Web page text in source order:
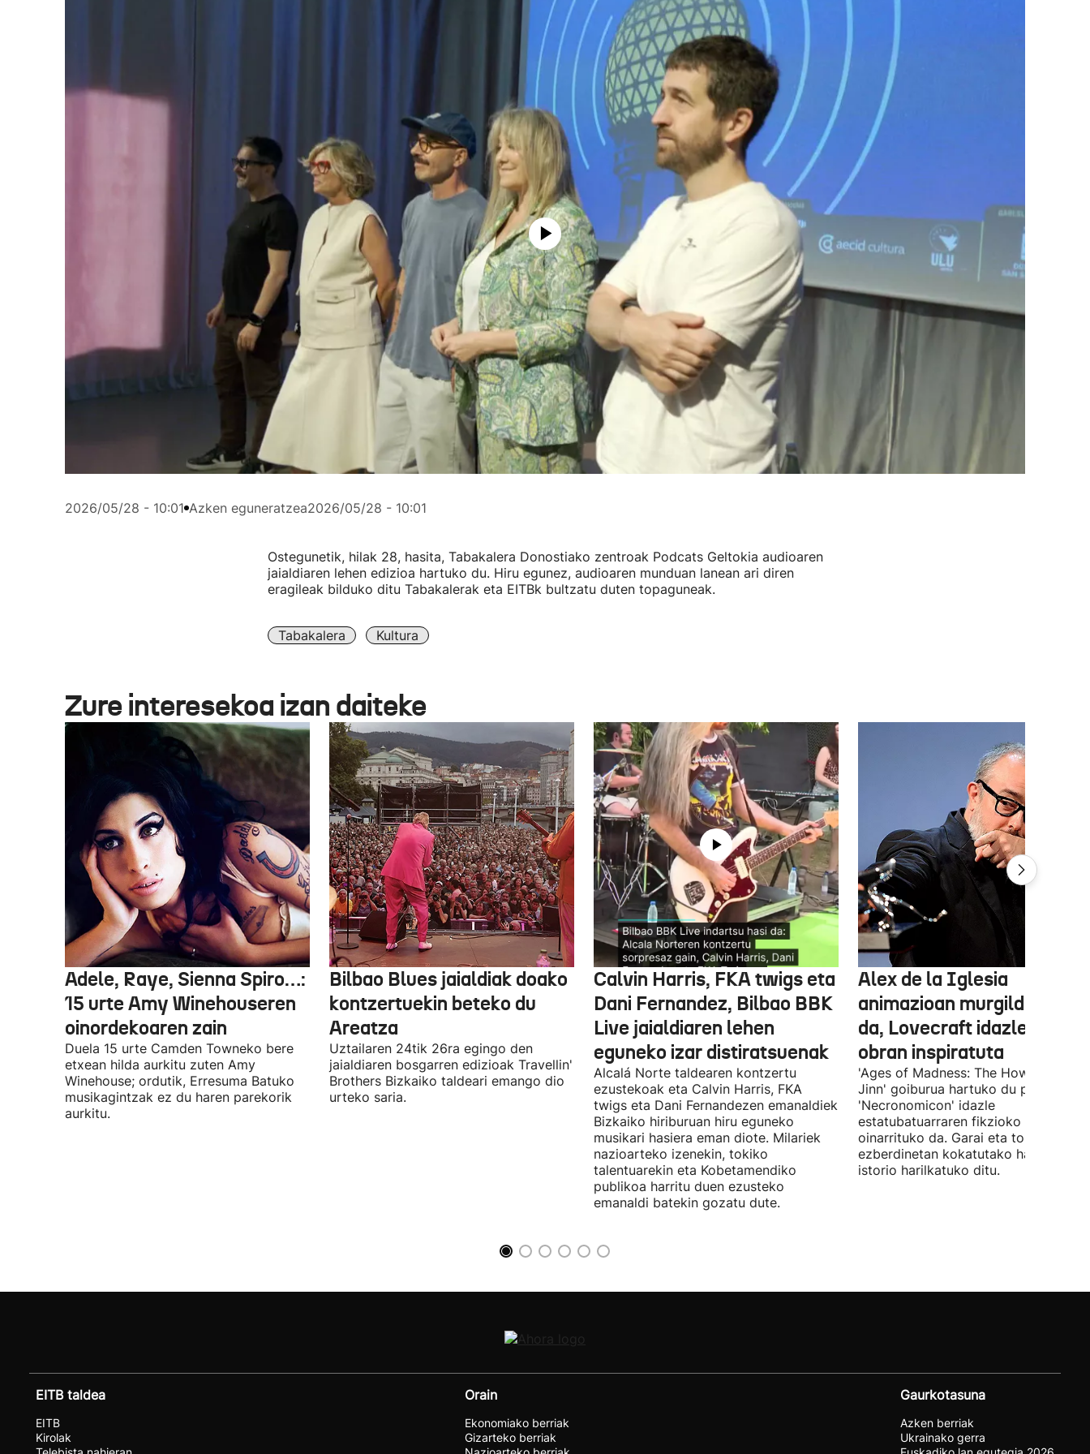
2026/05/28 - 10:01 Azken eguneratzea2026/05/28 - 10:01
Ostegunetik, hilak 28, hasita, Tabakalera Donostiako zentroak Podcats Geltokia audioaren
jaialdiaren lehen edizioa hartuko du. Hiru egunez, audioaren munduan lanean ari diren
eragileak bilduko ditu Tabakalerak eta EITBk bultzatu duten topaguneak.
Tabakalera Kultura
Zure interesekoa izan daiteke
Adele, Raye, Sienna Spiro…:
15 urte Amy Winehouseren
oinordekoaren zain
Duela 15 urte Camden Towneko bere
etxean hilda aurkitu zuten Amy
Winehouse; ordutik, Erresuma Batuko
musikagintzak ez du haren parekorik
aurkitu.
Bilbao Blues jaialdiak doako
kontzertuekin beteko du
Areatza
Uztailaren 24tik 26ra egingo den
jaialdiaren bosgarren edizioak Travellin'
Brothers Bizkaiko taldeari emango dio
urteko saria.
Calvin Harris, FKA twigs eta
Dani Fernandez, Bilbao BBK
Live jaialdiaren lehen
eguneko izar distiratsuenak
Alcalá Norte taldearen kontzertu
ezustekoak eta Calvin Harris, FKA
twigs eta Dani Fernandezen emanaldiek
Bizkaiko hiriburuan hiru eguneko
musikari hasiera eman diote. Milariek
nazioarteko izenekin, tokiko
talentuarekin eta Kobetamendiko
publikoa harritu duen ezusteko
emanaldi batekin gozatu dute.
Alex de la Iglesia
animazioan murgilduko
da, Lovecraft idazlearen
obran inspiratuta
'Ages of Madness: The Howling of
Jinn' goiburua hartuko du pelikulak,
'Necronomicon' idazle
estatubatuarraren fikzioko liburuan
oinarrituko da. Garai eta toki
ezberdinetan kokatutako hainbat
istorio harilkatuko ditu.
EITB taldea
EITB
Kirolak
Orain
Ekonomiako berriak
Gizarteko berriak
Gaurkotasuna
Azken berriak
Ukrainako gerra